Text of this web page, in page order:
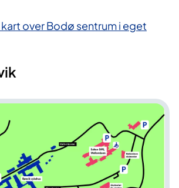
over Bodø sentrum i eget